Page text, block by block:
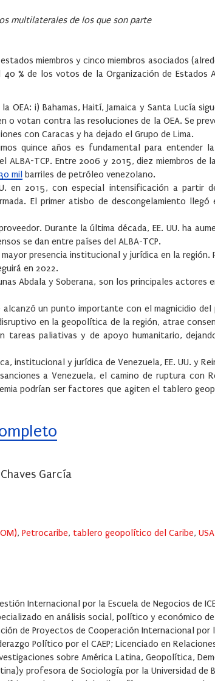
multilaterales de los que son parte
miembros y cinco miembros asociados
% de los votos de la Organización de Estados
OEA: i) Bahamas, Haití, Jamaica y Santa Lucía
votan contra las resoluciones de la OEA. Se
con Caracas y ha dejado el Grupo de Lima.
quince años es fundamental para entender la
TCP. Entre 2006 y 2015, diez miembros de la
mil barriles de petróleo venezolano.
en 2015, con especial intensificación a partir
El primer atisbo de descongelamiento llegó
Durante la última década, EE. UU. ha
se dan entre países del ALBA-TCP.
presencia institucional y jurídica en la región.
en 2022.
Abdala y Soberana, son los principales actores
un punto importante con el magnicidio del
en la geopolítica de la región, atrae
tareas paliativas y de apoyo humanitario,
institucional y jurídica de Venezuela, EE. UU. y
a Venezuela, el camino de ruptura con
podrían ser factores que agiten el tablero
García
, Petrocaribe, tablero geopolítico del Caribe,
Internacional por la Escuela de Negocios de
en análisis social, político y económico
de Proyectos de Cooperación Internacional por
Político por el CAEP; Licenciado en
sobre América Latina, Geopolítica,
profesora de Sociología por la Universidad de